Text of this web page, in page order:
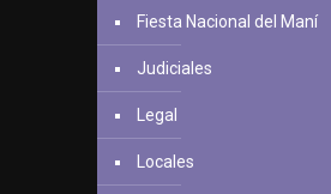
Fiesta Nacional del Maní
Judiciales
Legal
Locales